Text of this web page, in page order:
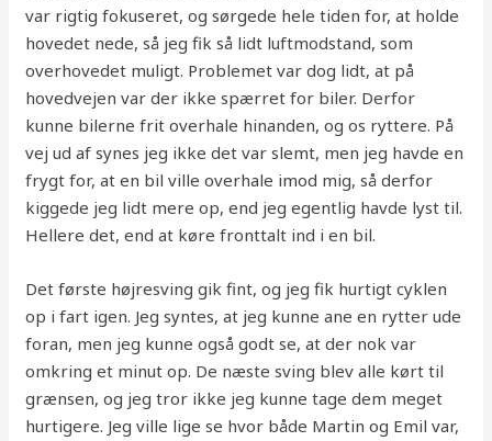
var rigtig fokuseret, og sørgede hele tiden for, at holde
hovedet nede, så jeg fik så lidt luftmodstand, som
overhovedet muligt. Problemet var dog lidt, at på
hovedvejen var der ikke spærret for biler. Derfor
kunne bilerne frit overhale hinanden, og os ryttere. På
vej ud af synes jeg ikke det var slemt, men jeg havde en
frygt for, at en bil ville overhale imod mig, så derfor
kiggede jeg lidt mere op, end jeg egentlig havde lyst til.
Hellere det, end at køre fronttalt ind i en bil.
Det første højresving gik fint, og jeg fik hurtigt cyklen
op i fart igen. Jeg syntes, at jeg kunne ane en rytter ude
foran, men jeg kunne også godt se, at der nok var
omkring et minut op. De næste sving blev alle kørt til
grænsen, og jeg tror ikke jeg kunne tage dem meget
hurtigere. Jeg ville lige se hvor både Martin og Emil var,